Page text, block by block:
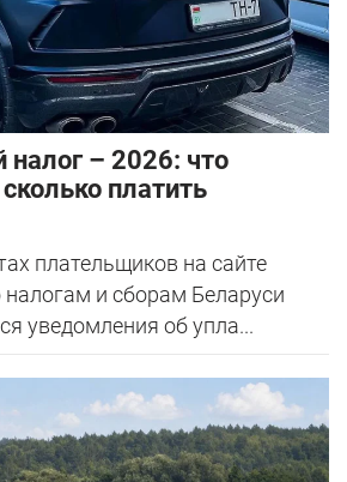
налог – 2026: что
платить
плательщиков на сайте
и сборам Беларуси
уведомления об упла...